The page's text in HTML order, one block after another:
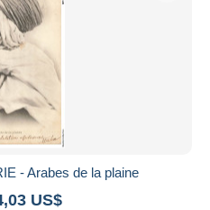
- Arabes de la plaine
US$